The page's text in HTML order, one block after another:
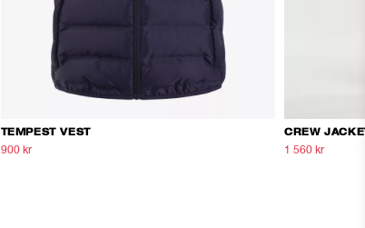
TEMPEST VEST
900 kr
CREW
1 560 kr